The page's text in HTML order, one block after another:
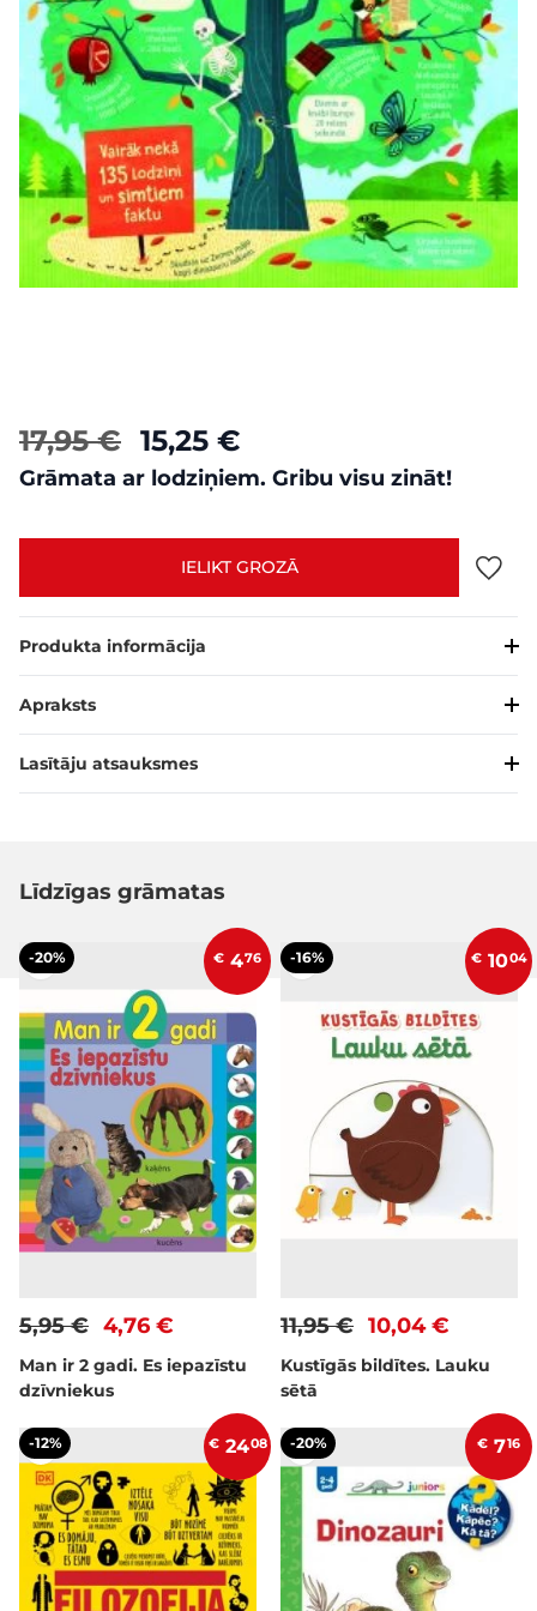
17,95 € 15,25 €
Grāmata ar lodziņiem. Gribu visu zināt!
IELIKT GROZĀ
Produkta informācija
Apraksts
Lasītāju atsauksmes
Līdzīgas grāmatas
-20% € 476
4,76 €
5,95 €
Man ir 2 gadi. Es iepazīstu
dzīvniekus
-16% € 1004
10,04 €
11,95 €
Kustīgās bildītes. Lauku
sētā
-12% € 2408 -20% € 716